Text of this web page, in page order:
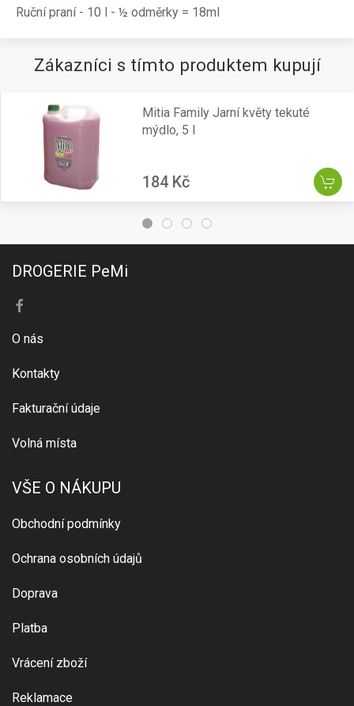
Ruční praní - 10 l - ½ odměrky = 18ml
Zákazníci s tímto produktem kupují
Mitia Family Jarní květy tekuté
mýdlo, 5 l
184 Kč
DROGERIE PeMi
O nás
Kontakty
Fakturační údaje
Volná místa
VŠE O NÁKUPU
Obchodní podmínky
Ochrana osobních údajů
Doprava
Platba
Vrácení zboží
Reklamace